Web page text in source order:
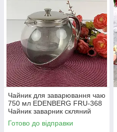
Чайник для заварювання чаю
750 мл EDENBERG FRU-368
Чайник заварник скляний
Готово до відправки